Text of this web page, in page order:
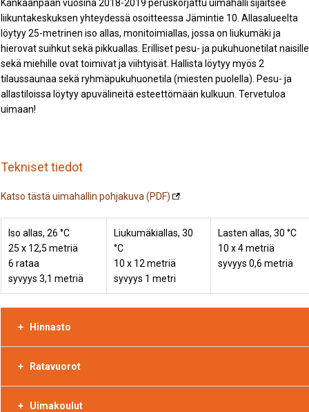
Kankaanpään vuosina 2018-2019 peruskorjattu uimahalli sijaitsee
liikuntakeskuksen yhteydessä osoitteessa Jämintie 10. Allasalueelta
löytyy 25-metrinen iso allas, monitoimiallas, jossa on liukumäki ja
hierovat suihkut sekä pikkuallas. Erilliset pesu- ja pukuhuonetilat naisille
sekä miehille ovat toimivat ja viihtyisät. Hallista löytyy myös 2
tilaussaunaa sekä ryhmäpukuhuonetila (miesten puolella). Pesu- ja
allastiloissa löytyy apuvälineitä esteettömään kulkuun. Tervetuloa
uimaan!
Tekniset tiedot
Katso tästä uimahallin pohjakuva (PDF)
Iso allas, 26 °C
25 x 12,5 metriä
6 rataa
syvyys 3,1 metriä
Liukumäkiallas, 30
°C
10 x 12 metriä
syvyys 1 metri
Lasten allas, 30 °C
10 x 4 metriä
syvyys 0,6 metriä
Hinnasto
Ratavuorot
Uimakoulut